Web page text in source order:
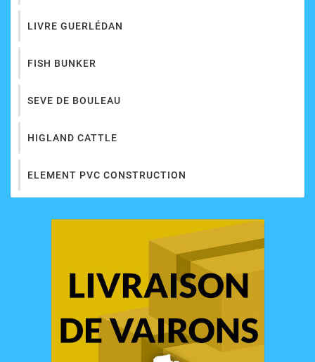
LIVRE GUERLÉDAN
FISH BUNKER
SEVE DE BOULEAU
HIGLAND CATTLE
ELEMENT PVC CONSTRUCTION